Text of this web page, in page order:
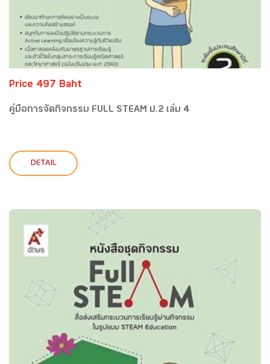
Price 497 Baht
คู่มือการจัดกิจกรรม FULL STEAM ป.2 เล่ม 4
DETAIL